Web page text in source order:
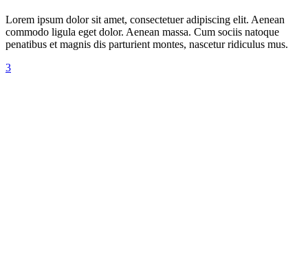
Lorem ipsum dolor sit amet, consectetuer adipiscing elit. Aenean
commodo ligula eget dolor. Aenean massa. Cum sociis natoque
penatibus et magnis dis parturient montes, nascetur ridiculus mus.
3